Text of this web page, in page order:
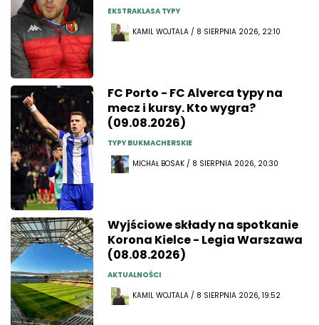
EKSTRAKLASA TYPY
KAMIL WOJTALA / 8 SIERPNIA 2026, 22:10
FC Porto - FC Alverca typy na
mecz i kursy. Kto wygra?
(09.08.2026)
TYPY BUKMACHERSKIE
MICHAŁ BOSAK / 8 SIERPNIA 2026, 20:30
Wyjściowe składy na spotkanie
Korona Kielce - Legia Warszawa
(08.08.2026)
AKTUALNOŚCI
KAMIL WOJTALA / 8 SIERPNIA 2026, 19:52